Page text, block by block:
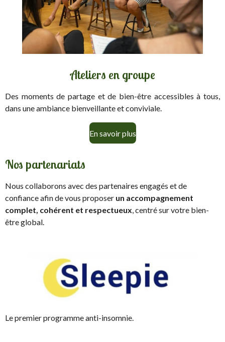
Ateliers en groupe
Des moments de partage et de bien-être accessibles à tous,
dans une ambiance bienveillante et conviviale.
En savoir plus
Nos partenariats
Nous collaborons avec des partenaires engagés et de
confiance afin de vous proposer un accompagnement
complet, cohérent et respectueux, centré sur votre bien-
être global.
Le premier programme anti-insomnie.